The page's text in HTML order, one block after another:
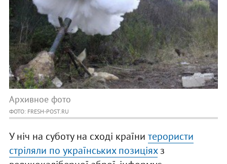
Архивное фото
ФОТО: FRESH-POST.RU
У ніч на суботу на сході країни терористи
стріляли по українських позиціяхз